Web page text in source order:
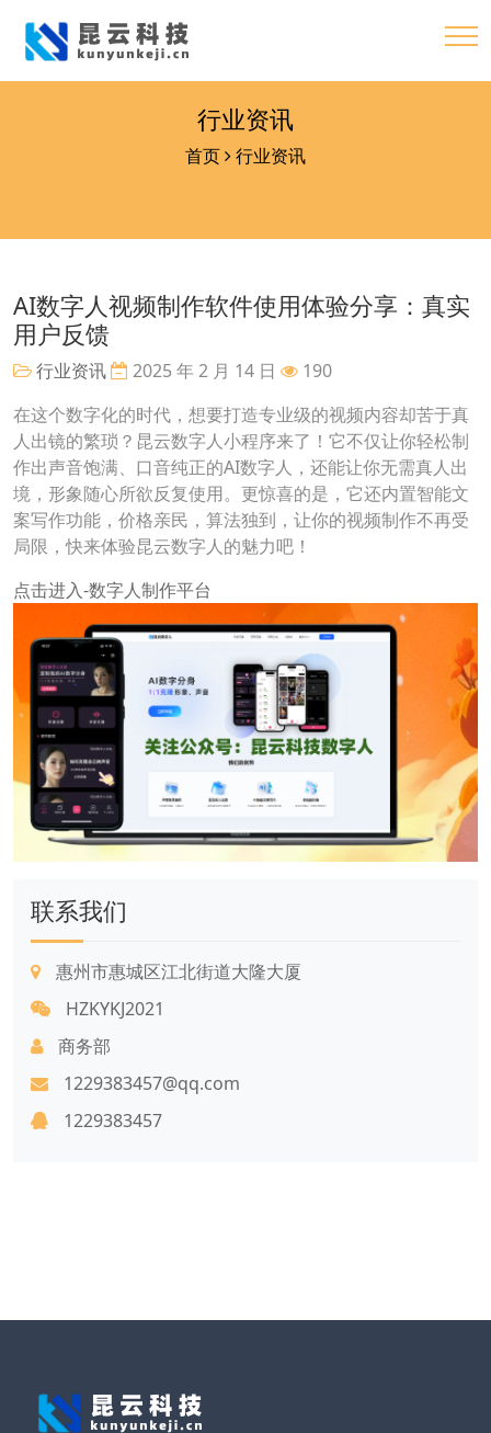
行业资讯
首页 行业资讯
AI数字人视频制作软件使用体验分享：真实
用户反馈
行业资讯 2025 年 2 月 14 日
190
在这个数字化的时代，想要打造专业级的视频内容却苦于真
人出镜的繁琐？昆云数字人小程序来了！它不仅让你轻松制
作出声音饱满、口音纯正的AI数字人，还能让你无需真人出
境，形象随心所欲反复使用。更惊喜的是，它还内置智能文
案写作功能，价格亲民，算法独到，让你的视频制作不再受
局限，快来体验昆云数字人的魅力吧！
点击进入-数字人制作平台
联系我们
惠州市惠城区江北街道大隆大厦
HZKYKJ2021
商务部
1229383457@qq.com
1229383457